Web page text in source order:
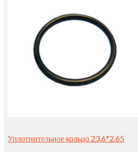
Уплотнительное кольцо 23.6*2.65